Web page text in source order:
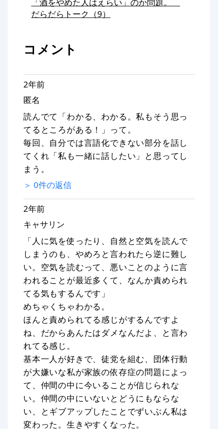
だらだらトーク（9）
コメント
2年前
匿名
読んでて「わかる、わかる。私もそう思っ
てるところがある！」って。
毎回、自分では言語化できない部分を話し
てくれ「私も一緒に話したい」と思ってし
まう。
＞ 0件の返信
2年前
キャサリン
「人に気を使ったり、自然と空気を読んで
しまうのも、やめろと言われたら逆に難し
い。空気を読むって、悪いことのように言
われることが最近多くて、なんか責められ
てる気もするんです」
めちゃくちゃわかる。
ほんと責められてる感じがするんですよ
ね、だからあんたはダメなんだよ、と言わ
れてる感じ。
基本一人が好きで、徒党を組む、団体行動
が大嫌いな私が家族の依存症の問題によっ
て、仲間の中に今いることが信じられな
い。仲間の中にいないとどうにもならな
い、とギブアップしたことでずいぶん私は
変わった。生きやすくなった。